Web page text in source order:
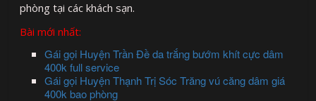
phòng tại các khách sạn.
Bài mới nhất:
Gái gọi Huyện Trần Đề da trắng bướm khít cực dâm
400k full service
Gái gọi Huyện Thạnh Trị Sóc Trăng vú căng dâm giá
400k bao phòng